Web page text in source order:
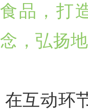
食品，打
念，弘扬
在互动环